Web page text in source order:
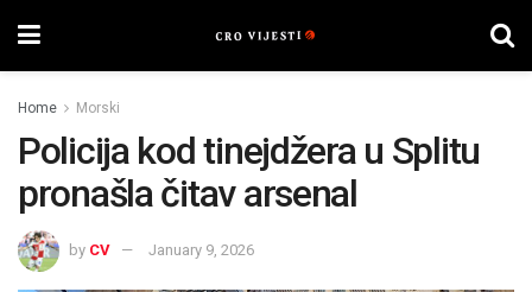
Home Morski
Policija kod tinejdžera u Splitu
pronašla čitav arsenal
by CV January 9, 2026